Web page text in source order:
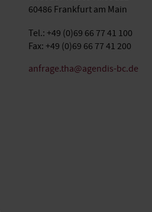
60486 Frankfurt am Main
Tel.: +49 (0)69 66 77 41 100
Fax: +49 (0)69 66 77 41 200
anfrage.tha@agendis-bc.de